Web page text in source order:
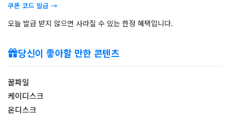
쿠폰 코드 발급 →
오늘 발급 받지 않으면 사라질 수 있는 한정 혜택입니다.
당신이 좋아할 만한 콘텐츠
꿀파일
케이디스크
온디스크